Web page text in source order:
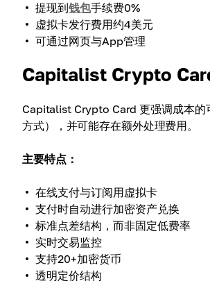
提现到钱包手续费0%
虚拟卡发行费用约4美元
可通过网页与App管理
Capitalist Crypto
Capitalist Crypto Card 更强调成本的
方式），并可能存在额外处理费用。
主要特点：
在线支付与订阅用虚拟卡
支付时自动进行加密资产兑换
标准点差结构，而非固定低费率
实时交易监控
支持20+加密货币
透明定价结构